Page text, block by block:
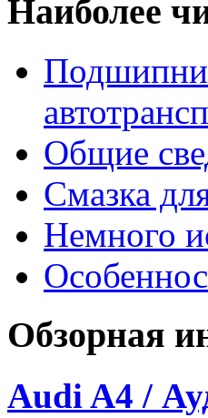
Наиболее
Общие
Смазка
Немного
Обзорная
Audi A4 /